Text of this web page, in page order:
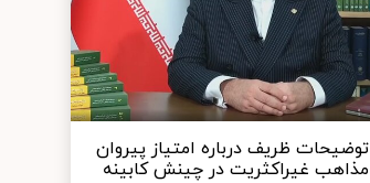
توضیحات ظریف درباره امتیاز پیروان
مذاهب غیراکثریت در چینش کابینه